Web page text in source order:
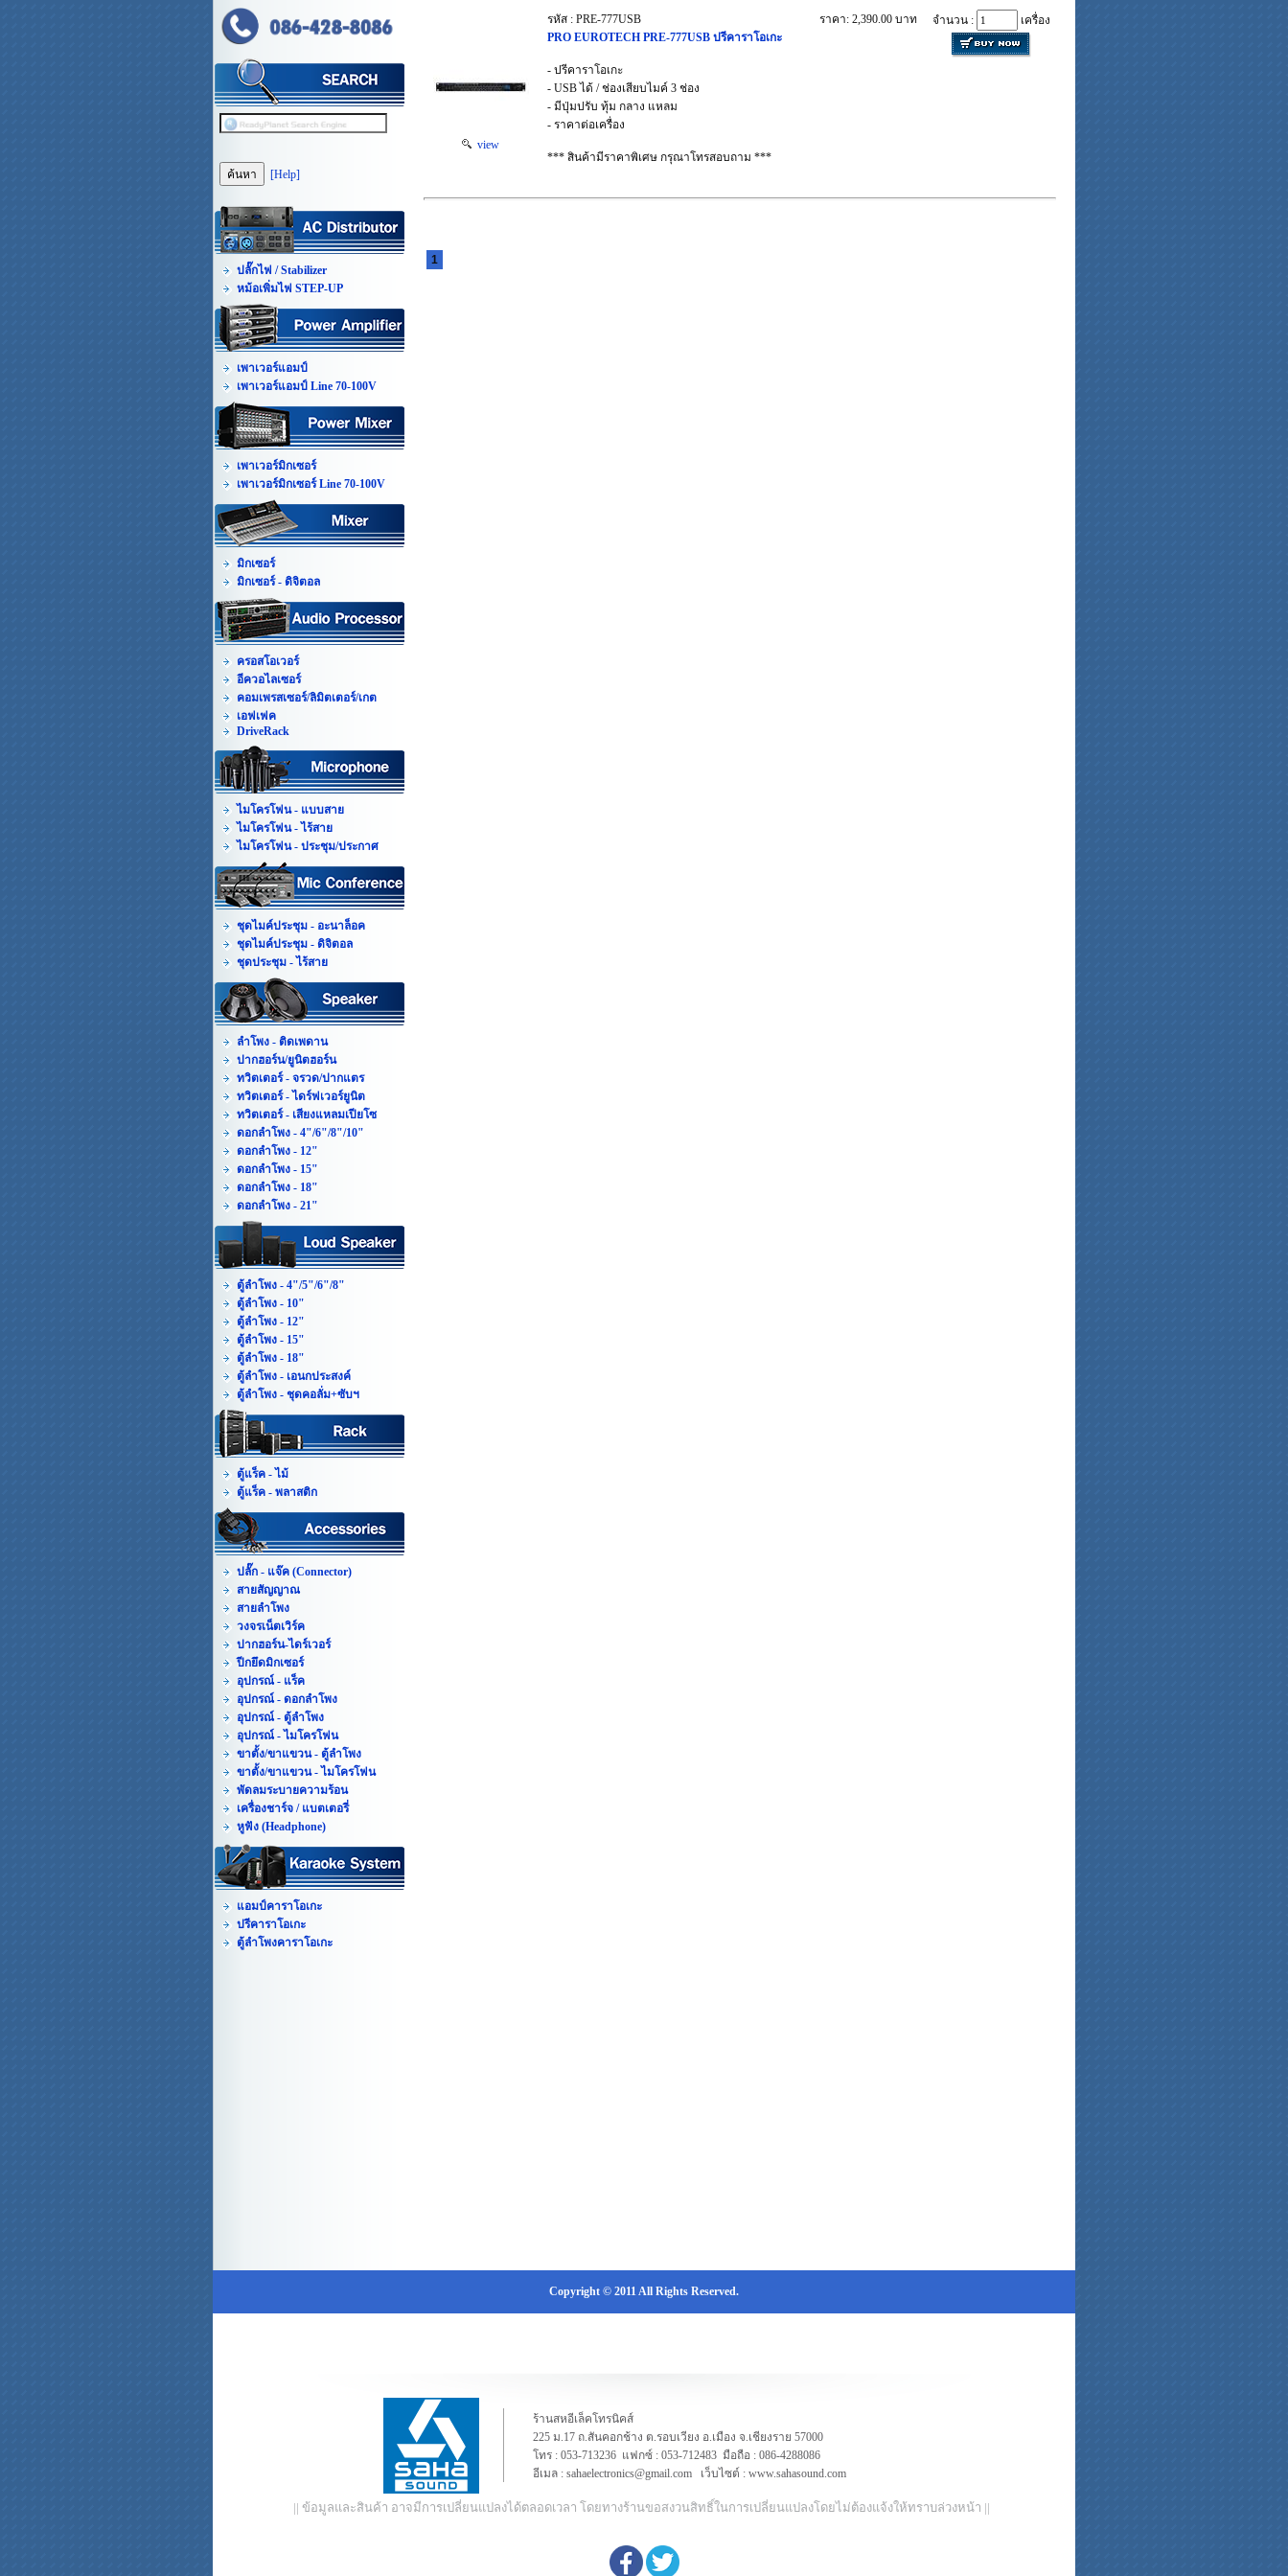
[Help]
ปลั๊กไฟ / Stabilizer
หม้อเพิ่มไฟ STEP-UP
เพาเวอร์แอมป์
เพาเวอร์แอมป์ Line 70-100V
เพาเวอร์มิกเซอร์
เพาเวอร์มิกเซอร์ Line 70-100V
มิกเซอร์
มิกเซอร์ - ดิจิตอล
ครอสโอเวอร์
อีควอไลเซอร์
คอมเพรสเซอร์/ลิมิตเตอร์/เกต
เอฟเฟค
DriveRack
ไมโครโฟน - แบบสาย
ไมโครโฟน - ไร้สาย
ไมโครโฟน - ประชุม/ประกาศ
ชุดไมค์ประชุม - อะนาล็อค
ชุดไมค์ประชุม - ดิจิตอล
ชุดประชุม - ไร้สาย
ลำโพง - ติดเพดาน
ปากฮอร์น/ยูนิตฮอร์น
ทวิตเตอร์ - จรวด/ปากแตร
ทวิตเตอร์ - ไดร์ฟเวอร์ยูนิต
ทวิตเตอร์ - เสียงแหลมเปียโซ
ดอกลำโพง - 4"/6"/8"/10"
ดอกลำโพง - 12"
ดอกลำโพง - 15"
ดอกลำโพง - 18"
ดอกลำโพง - 21"
ตู้ลำโพง - 4"/5"/6"/8"
ตู้ลำโพง - 10"
ตู้ลำโพง - 12"
ตู้ลำโพง - 15"
ตู้ลำโพง - 18"
ตู้ลำโพง - เอนกประสงค์
ตู้ลำโพง - ชุดคอลั่ม+ซับฯ
ตู้แร็ค - ไม้
ตู้แร็ค - พลาสติก
ปลั๊ก - แจ๊ค (Connector)
สายสัญญาณ
สายลำโพง
วงจรเน็ตเวิร์ค
ปากฮอร์น-ไดร์เวอร์
ปีกยึดมิกเซอร์
อุปกรณ์ - แร็ค
อุปกรณ์ - ดอกลำโพง
อุปกรณ์ - ตู้ลำโพง
อุปกรณ์ - ไมโครโฟน
ขาตั้ง/ขาแขวน - ตู้ลำโพง
ขาตั้ง/ขาแขวน - ไมโครโฟน
พัดลมระบายความร้อน
เครื่องชาร์จ / แบตเตอรี่
หูฟัง (Headphone)
แอมป์คาราโอเกะ
ปรีคาราโอเกะ
ตู้ลำโพงคาราโอเกะ
view
รหัส : PRE-777USB
PRO EUROTECH PRE-777USB ปรีคาราโอเกะ
- ปรีคาราโอเกะ
- USB ได้ / ช่องเสียบไมค์ 3 ช่อง
- มีปุ่มปรับ ทุ้ม กลาง แหลม
- ราคาต่อเครื่อง
*** สินค้ามีราคาพิเศษ กรุณาโทรสอบถาม ***
ราคา: 2,390.00 บาท จำนวน : เครื่อง
1
Copyright © 2011 All Rights Reserved.
ร้านสหอีเล็คโทรนิคส์
225 ม.17 ถ.สันคอกช้าง ต.รอบเวียง อ.เมือง จ.เชียงราย 57000
โทร : 053-713236 แฟกซ์ : 053-712483 มือถือ : 086-4288086
อีเมล : sahaelectronics@gmail.com เว็บไซต์ : www.sahasound.com
|| ข้อมูลและสินค้า อาจมีการเปลี่ยนแปลงได้ตลอดเวลา โดยทางร้านขอสงวนสิทธิ์ในการเปลี่ยนแปลงโดยไม่ต้องแจ้งให้ทราบล่วงหน้า ||